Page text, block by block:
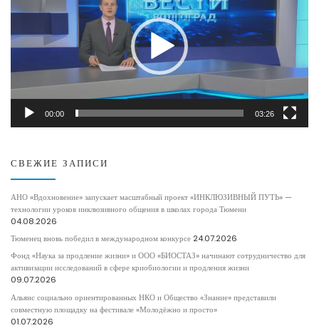
00:00 03:26
СВЕЖИЕ ЗАПИСИ
АНО «Вдохновение» запускает масштабный проект «ИНКЛЮЗИВНЫЙ ПУТЬ» —
технологии уроков инклюзивного общения в школах города Тюмени
04.08.2026
Тюменец вновь победил в международном конкурсе 24.07.2026
Фонд «Наука за продление жизни» и ООО «БИОСТАЗ» начинают сотрудничество для
активизации исследований в сфере криобиологии и продления жизни
09.07.2026
Альянс социально ориентированных НКО и Общество «Знание» представили
совместную площадку на фестивале «Молодёжно и просто»
01.07.2026